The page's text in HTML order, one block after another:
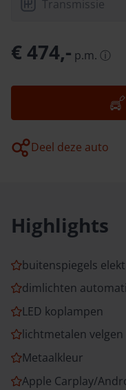
Transmissie
€ 474,- p.m. ⓘ
Deel deze auto
Highlights
buitenspiegels
dimlichten
LED koplampen
lichtmetalen velgen
Metaalkleur
Apple Carplay/